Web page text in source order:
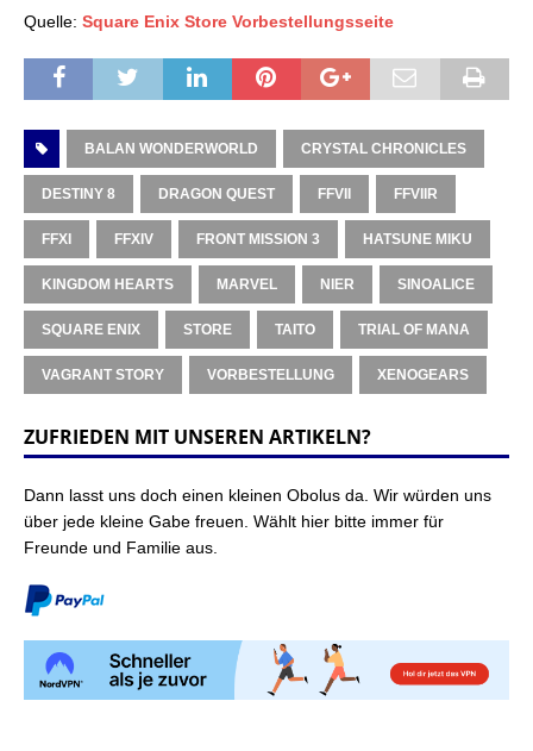
Quelle: Square Enix Store Vorbestellungsseite
BALAN WONDERWORLD CRYSTAL CHRONICLES
DESTINY 8 DRAGON QUEST FFVII FFVIIR
FFXI FFXIV FRONT MISSION 3 HATSUNE MIKU
KINGDOM HEARTS MARVEL NIER SINOALICE
SQUARE ENIX STORE TAITO TRIAL OF MANA
VAGRANT STORY VORBESTELLUNG XENOGEARS
ZUFRIEDEN MIT UNSEREN ARTIKELN?
Dann lasst uns doch einen kleinen Obolus da. Wir würden uns
über jede kleine Gabe freuen. Wählt hier bitte immer für
Freunde und Familie aus.